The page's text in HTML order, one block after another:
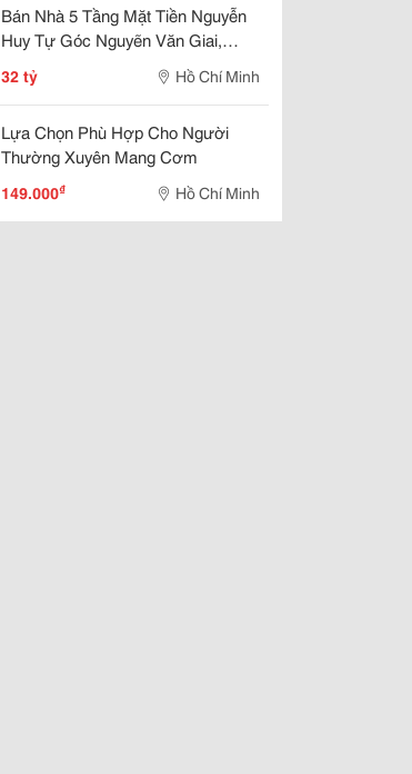
Bán Nhà 5 Tầng Mặt Tiền Nguyễn
Huy Tự Góc Nguyẽn Văn Giai,
Quận 1- Chủ 1 Đời- Giá Tốt- Giang
Giang
32 tỷ Hồ Chí Minh
Lựa Chọn Phù Hợp Cho Người
Thường Xuyên Mang Cơm
149.000₫ Hồ Chí Minh